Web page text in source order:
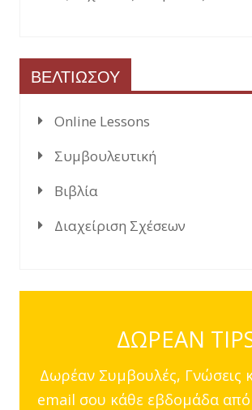
ΒΕΛΤΙΩΣΟΥ
Online Lessons
Συμβουλευτική
Βιβλία
Διαχείριση Σχέσεων
ΔΩΡΕΑΝ
Δωρέαν Συμβουλές, Γνώσεις
email σου κάθε εβδομάδα από